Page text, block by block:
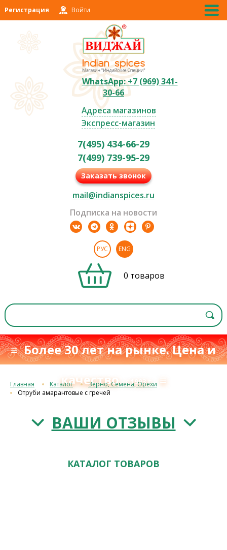
Регистрация Войти
WhatsApp: +7 (969) 341-
30-66
Адреса магазинов
Экспресс-магазин
7(495) 434-66-29
7(499) 739-95-29
Заказать звонок
mail@indianspices.ru
Подписка на новости
РУС ENG
0 товаров
≡ Более 30 лет на рынке. Цена и
качествос 1993 г.≡
Главная Каталог
Зерно, Семена, Орехи
Отруби амарантовые с гречей
ВАШИ ОТЗЫВЫ
КАТАЛОГ ТОВАРОВ